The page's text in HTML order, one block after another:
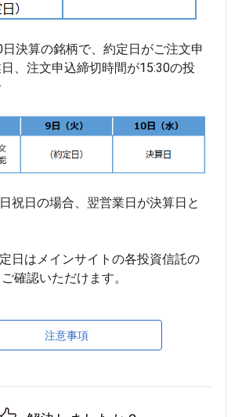
日決算の銘柄で、約定日がご注文申
、注文申込締切時間が15:30の投
祝日の場合、翌営業日が決算日と
日はメインサイトの各投資信託の
注意事項